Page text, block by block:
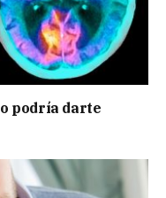
podría darte